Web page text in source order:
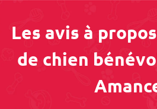
Les avis à
de chien